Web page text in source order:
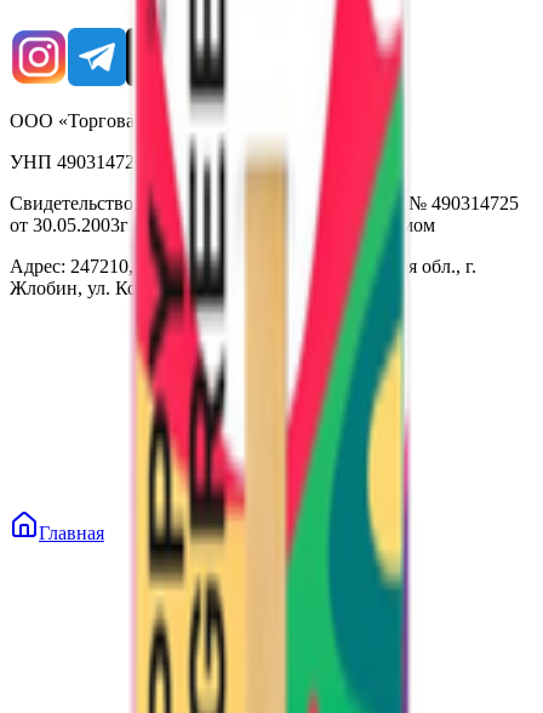
ООО «Торговая сеть «Продмир»
УНП 490314725
Свидетельство о государственной регистрации № 490314725
от 30.05.2003г выдано Гомельским облисполкомом
Адрес: 247210, Республика Беларусь, Гомельская обл., г.
Жлобин, ул. Козлова 2-А
Главная